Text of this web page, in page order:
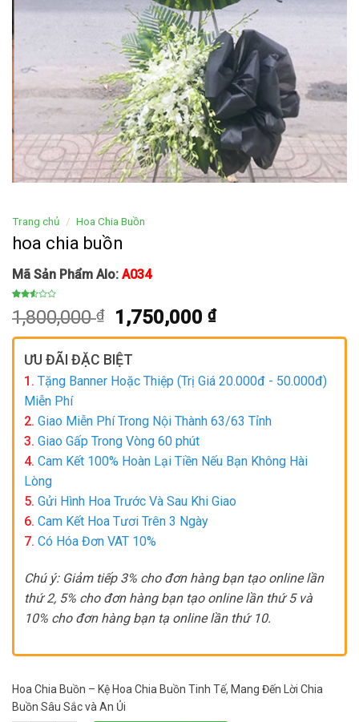
Trang chủ / Hoa Chia Buồn
hoa chia buồn
Mã Sản Phẩm Alo: A034
trên
trên
1,800,000₫
Giá
gốc
là:
1,800,000 ₫.
1,750,000₫Giá
hiện
là:
1,750,000 ₫.
ƯU ĐÃI ĐẶC BIỆT
1. Tặng Banner Hoặc Thiệp (Trị Giá 20.000đ - 50.000đ)
Miễn Phí
2. Giao Miễn Phí Trong Nội Thành 63/63 Tỉnh
3. Giao Gấp Trong Vòng 60 phút
4. Cam Kết 100% Hoàn Lại Tiền Nếu Bạn Không Hài
Lòng
5. Gửi Hình Hoa Trước Và Sau Khi Giao
6. Cam Kết Hoa Tươi Trên 3 Ngày
7. Có Hóa Đơn VAT 10%
Chú ý: Giảm tiếp 3% cho đơn hàng bạn tạo online lần
thứ 2, 5% cho đơn hàng bạn tạo online lần thứ 5 và
10% cho đơn hàng bạn tạ online lần thứ 10.
Hoa Chia Buồn – Kệ Hoa Chia Buồn Tinh Tế, Mang Đến Lời Chia
Buồn Sâu Sắc và An Ủi